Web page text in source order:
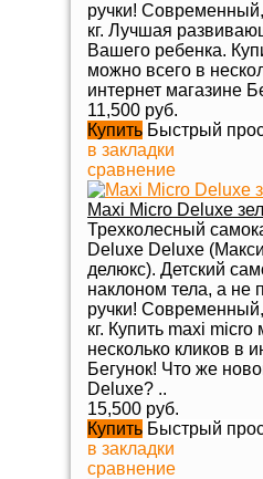
ручки! Современный,
кг. Лучшая
Вашего ребенка.
можно всего в
интернет магазине
11,500 руб.
Купить Быстрый
в закладки
сравнение
Maxi Micro Deluxe
Трехколесный
Deluxe Deluxe
делюкс). Детский
наклоном тела, а не
ручки! Современный,
кг. Купить maxi
несколько кликов в
Бегунок! Что же
Deluxe? ..
15,500 руб.
Купить Быстрый
в закладки
сравнение